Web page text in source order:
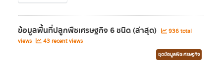
ข้อมูลพื้นที่ปลูกพืชเศรษฐกิจ 6 ชนิด (ล่าสุด)
936 total
views
43 recent views
ชุดข้อมูลพืชเศรษฐกิจ